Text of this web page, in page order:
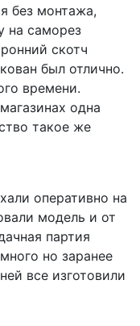
без монтажа,
на саморез
скотч
был отлично.
времени.
одна
такое же
оперативно на
модель и от
партия
но заранее
все изготовили